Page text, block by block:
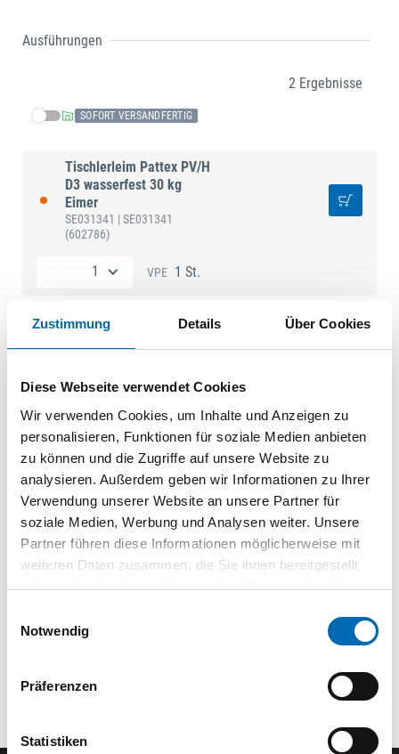
Zustimmung Details Über Cookies
Diese Webseite verwendet Cookies
Wir verwenden Cookies, um Inhalte und Anzeigen zu
personalisieren, Funktionen für soziale Medien anbieten
zu können und die Zugriffe auf unsere Website zu
analysieren. Außerdem geben wir Informationen zu Ihrer
Verwendung unserer Website an unsere Partner für
soziale Medien, Werbung und Analysen weiter. Unsere
Partner führen diese Informationen möglicherweise mit
weiteren Daten zusammen, die Sie ihnen bereitgestellt
haben oder die sie im Rahmen Ihrer Nutzung der Dienste
Notwendig
Präferenzen
Statistiken
Ausführungen
2 Ergebnisse
SOFORT VERSANDFERTIG
Tischlerleim Pattex PV/H
D3 wasserfest 30 kg
Eimer
SE031341 | SE031341
(602786)
VPE 1 St.
Tischlerleim Pattex PV/H
D3 wasserfest 10 kg
Eimer
(602787)
VPE 1 St.
Technische Daten